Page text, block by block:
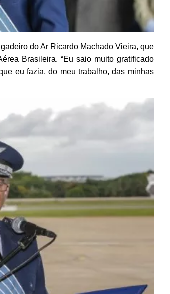
do Ar Ricardo Machado Vieira, que
Brasileira. “Eu saio muito gratificado
eu fazia, do meu trabalho, das minhas